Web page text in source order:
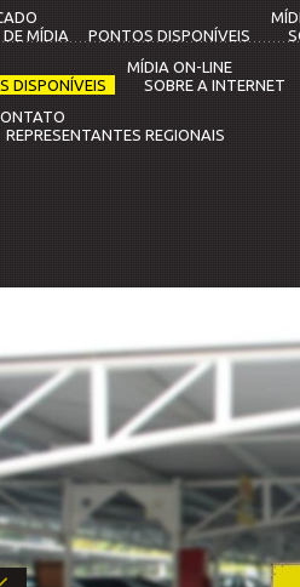
MÍDIA
PONTOS DISPONÍVEIS
DISPONÍVEIS
MÍDIA ON-LINE
SOBRE A INTERNET
REPRESENTANTES REGIONAIS